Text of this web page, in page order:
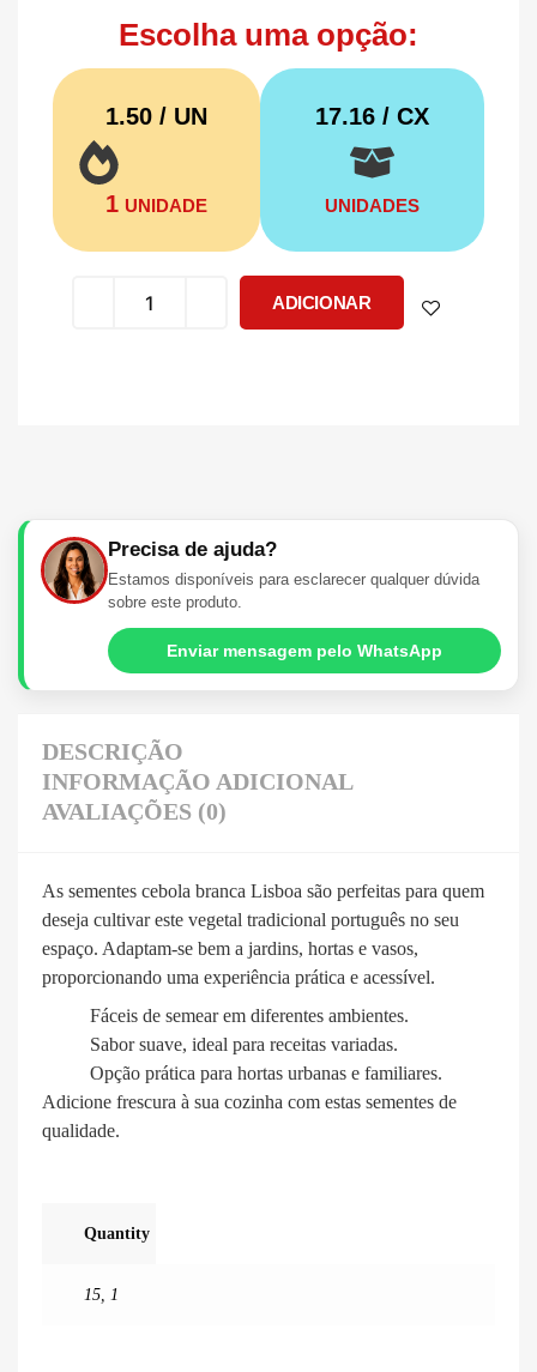
Escolha uma opção:
1.50 / UN
1 UNIDADE
17.16/ CX
UNIDADES
ADICIONAR
Precisa de ajuda?
Estamos disponíveis para esclarecer qualquer dúvida
sobre este produto.
Enviar mensagem pelo WhatsApp
DESCRIÇÃO
INFORMAÇÃO ADICIONAL
AVALIAÇÕES (0)
As sementes cebola branca Lisboa são perfeitas para quem
deseja cultivar este vegetal tradicional português no seu
espaço. Adaptam-se bem a jardins, hortas e vasos,
proporcionando uma experiência prática e acessível.
Fáceis de semear em diferentes ambientes.
Sabor suave, ideal para receitas variadas.
Opção prática para hortas urbanas e familiares.
Adicione frescura à sua cozinha com estas sementes de
qualidade.
Quantity
15, 1